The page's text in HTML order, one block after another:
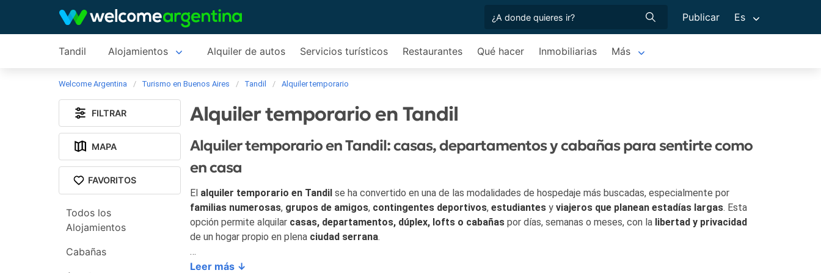
Publicar Es
Tandil Alojamientos Alquiler de autos Servicios turísticos Restaurantes Qué hacer Inmobiliarias Más
Welcome Argentina Turismo en Buenos Aires Tandil Alquiler temporario
Alquiler temporario en Tandil
Alquiler temporario en Tandil: casas, departamentos y cabañas para sentirte como
en casa
El alquiler temporario en Tandil se ha convertido en una de las modalidades de hospedaje más buscadas, especialmente por
familias numerosas, grupos de amigos, contingentes deportivos, estudiantes y viajeros que planean estadías largas. Esta
opción permite alquilar casas, departamentos, dúplex, lofts o cabañas por días, semanas o meses, con la libertad y privacidad
de un hogar propio en plena ciudad serrana.
Tandil ofrece una variada oferta de
Leer más ↓
FILTRAR
MAPA
FAVORITOS
Todos los
Alojamientos
Cabañas